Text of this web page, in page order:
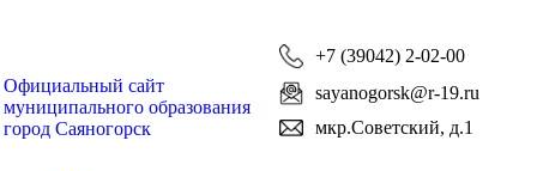
Официальный сайт
муниципального образования
город Саяногорск
+7 (39042) 2-02-00
sayanogorsk@r-19.ru
мкр.Советский, д.1